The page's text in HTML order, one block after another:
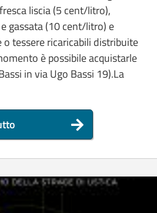
liscia (5 cent/litro),
gassata (10 cent/litro) e
tessere ricaricabili distribuite
è possibile acquistarle
in via Ugo Bassi 19).La